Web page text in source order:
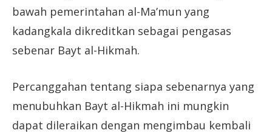
bawah pemerintahan al-Ma’mun yang
kadangkala dikreditkan sebagai pengasas
sebenar Bayt al-Hikmah.
Percanggahan tentang siapa sebenarnya yang
menubuhkan Bayt al-Hikmah ini mungkin
dapat dileraikan dengan mengimbau kembali